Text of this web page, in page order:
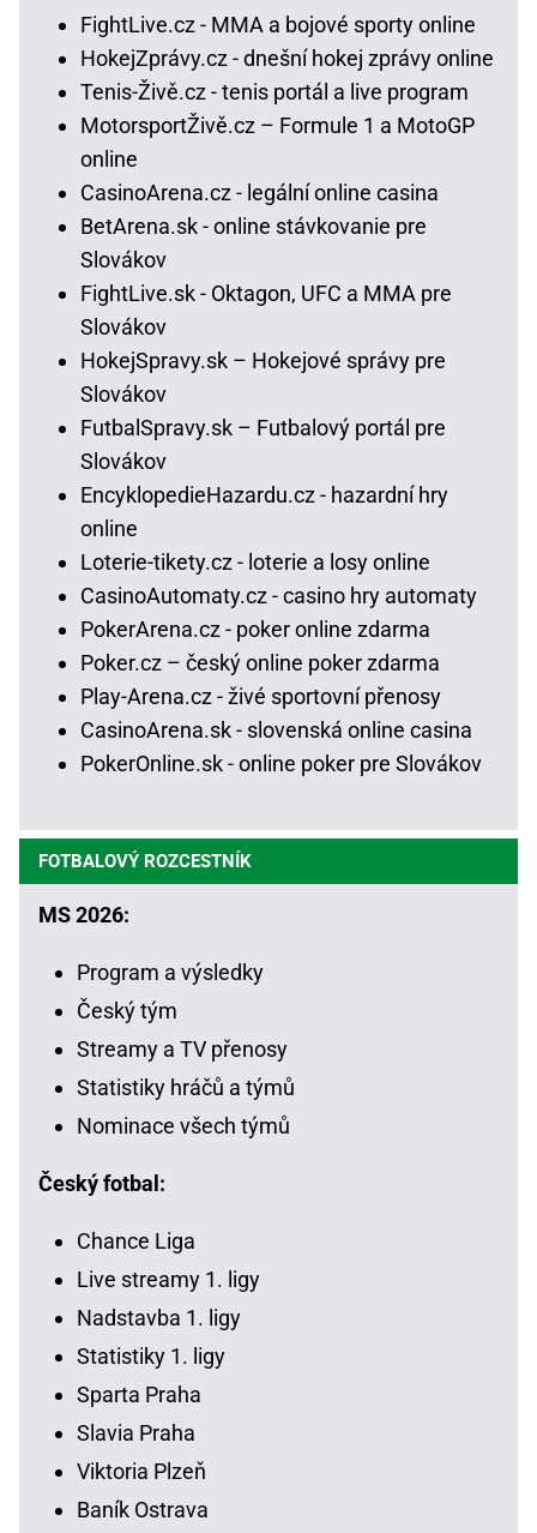
FightLive.cz - MMA a bojové sporty online
HokejZprávy.cz - dnešní hokej zprávy online
Tenis-Živě.cz - tenis portál a live program
MotorsportŽivě.cz – Formule 1 a MotoGP
online
CasinoArena.cz - legální online casina
BetArena.sk - online stávkovanie pre
Slovákov
FightLive.sk - Oktagon, UFC a MMA pre
Slovákov
HokejSpravy.sk – Hokejové správy pre
Slovákov
FutbalSpravy.sk – Futbalový portál pre
Slovákov
EncyklopedieHazardu.cz - hazardní hry
online
Loterie-tikety.cz - loterie a losy online
CasinoAutomaty.cz - casino hry automaty
PokerArena.cz - poker online zdarma
Poker.cz – český online poker zdarma
Play-Arena.cz - živé sportovní přenosy
CasinoArena.sk - slovenská online casina
PokerOnline.sk - online poker pre Slovákov
FOTBALOVÝ ROZCESTNÍK
MS 2026:
Program a výsledky
Český tým
Streamy a TV přenosy
Statistiky hráčů a týmů
Nominace všech týmů
Český fotbal:
Chance Liga
Live streamy 1. ligy
Nadstavba 1. ligy
Statistiky 1. ligy
Sparta Praha
Slavia Praha
Viktoria Plzeň
Baník Ostrava